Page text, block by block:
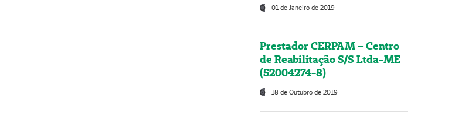
01 de Janeiro de 2019
Prestador CERPAM – Centro
de Reabilitação S/S Ltda-ME
(52004274-8)
18 de Outubro de 2019